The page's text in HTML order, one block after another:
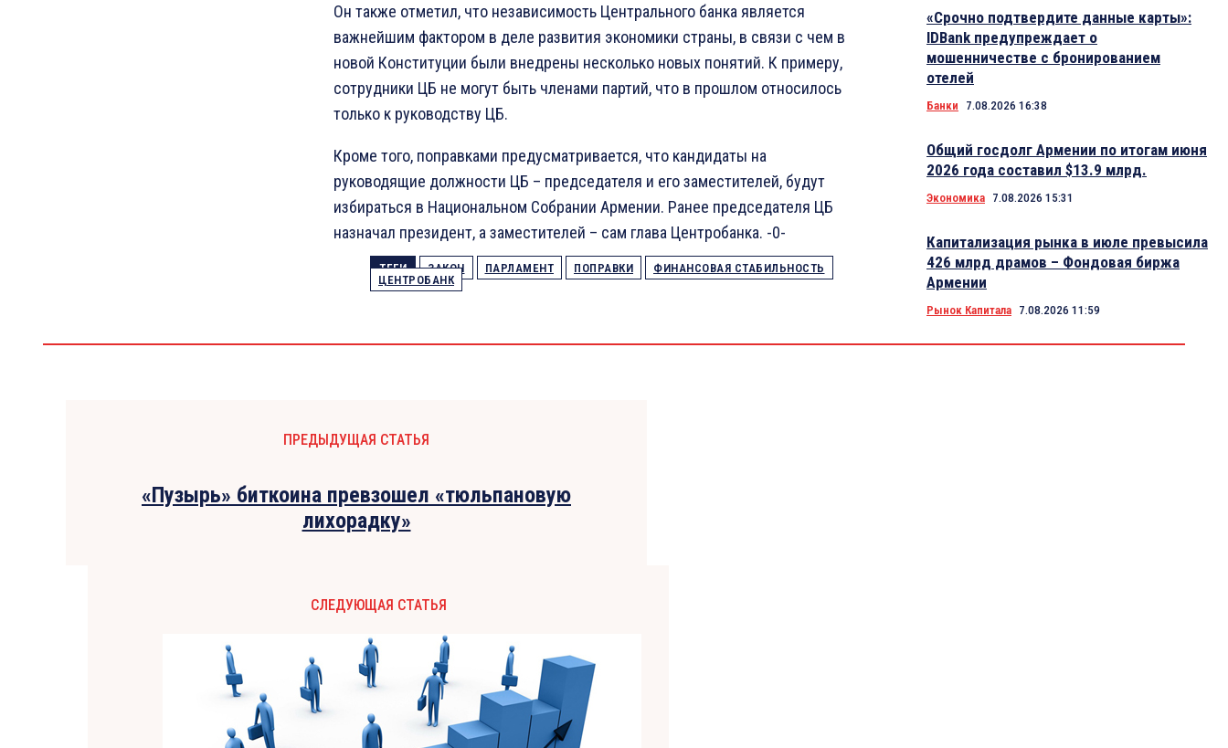
Он также отметил, что независимость Центрального банка является
важнейшим фактором в деле развития экономики страны, в связи с чем в
новой Конституции были внедрены несколько новых понятий. К примеру,
сотрудники ЦБ не могут быть членами партий, что в прошлом относилось
только к руководству ЦБ.
Кроме того, поправками предусматривается, что кандидаты на
руководящие должности ЦБ – председателя и его заместителей, будут
избираться в Национальном Собрании Армении. Ранее председателя ЦБ
назначал президент, а заместителей – сам глава Центробанка. -0-
ТЕГИ ЗАКОН ПАРЛАМЕНТ ПОПРАВКИ
ФИНАНСОВАЯ СТАБИЛЬНОСТЬ
ЦЕНТРОБАНК
«Срочно подтвердите данные карты»:
IDBank предупреждает о
мошенничестве с бронированием
отелей
Банки 7.08.2026 16:38
Общий госдолг Армении по итогам июня
2026 года составил $13.9 млрд.
Экономика 7.08.2026 15:31
Капитализация рынка в июле превысила
426 млрд драмов – Фондовая биржа
Армении
Рынок Капитала 7.08.2026 11:59
ПРЕДЫДУЩАЯ СТАТЬЯ
«Пузырь» биткоина превзошел «тюльпановую
лихорадку»
СЛЕДУЮЩАЯ СТАТЬЯ